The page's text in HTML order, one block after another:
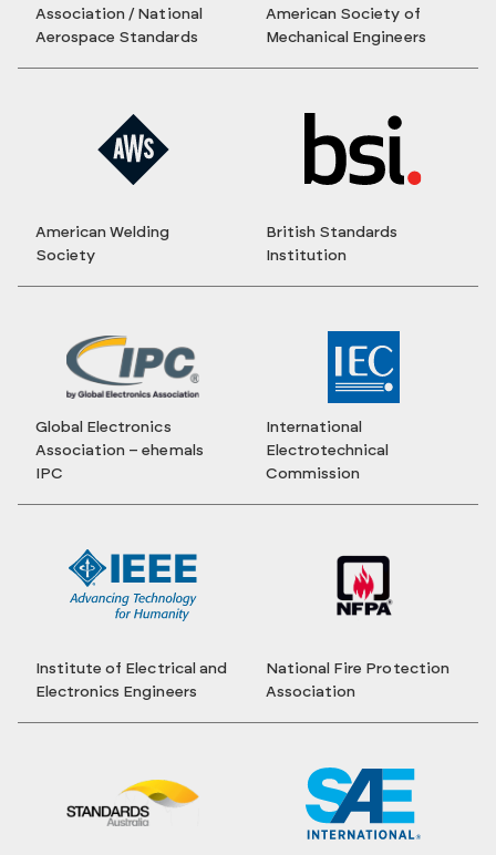
Association / National
Aerospace Standards
American Society of
Mechanical Engineers
American Welding
Society
British Standards
Institution
Global Electronics
Association – ehemals
IPC
International
Electrotechnical
Commission
Institute of Electrical and
Electronics Engineers
National Fire Protection
Association